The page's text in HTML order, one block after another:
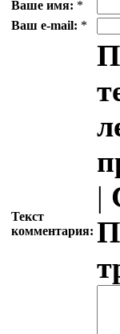
Ваше имя: *
Ваш e-mail: *
Текст
комментария:
|